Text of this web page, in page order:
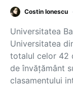
Costin Ionescu
Universitatea
Universitatea
totalul celor 42
de învățământ
clasamentului